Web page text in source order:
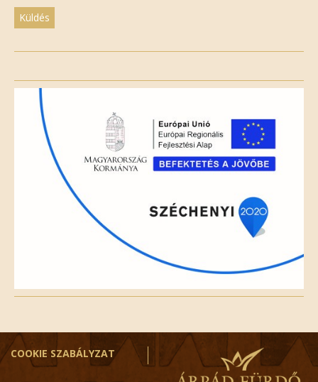
field
empty.
COOKIE SZABÁLYZAT